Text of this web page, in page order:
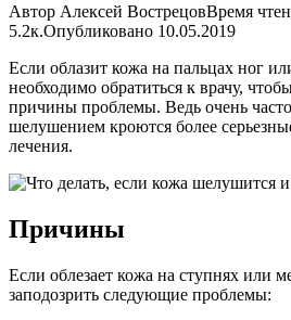
Автор Алексей ВострецовВремя
5.2к.Опубликовано 10.05.2019
Если облазит кожа на пальцах ног
необходимо обратиться к врачу,
причины проблемы. Ведь очень
шелушением кроются более
лечения.
Причины
Если облезает кожа на ступнях или
заподозрить следующие проблемы: